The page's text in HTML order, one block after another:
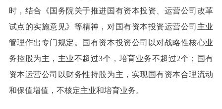
时，结合《国务院关于推进国有资本投资、运营公司改革
试点的实施意见》等精神，对国有资本投资运营公司主业
管理作出专门规定。国有资本投资公司以对战略性核心业
务控股为主，主业不超过3个，培育业务不超过2个；国有
资本运营公司以财务性持股为主，实现国有资本合理流动
和保值增值，不核定主业和培育业务。